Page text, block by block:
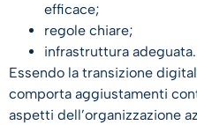
efficace;
regole chiare;
infrastruttura adeguata.
Essendo la transizione
comporta aggiustamenti
aspetti dell’organizzazione